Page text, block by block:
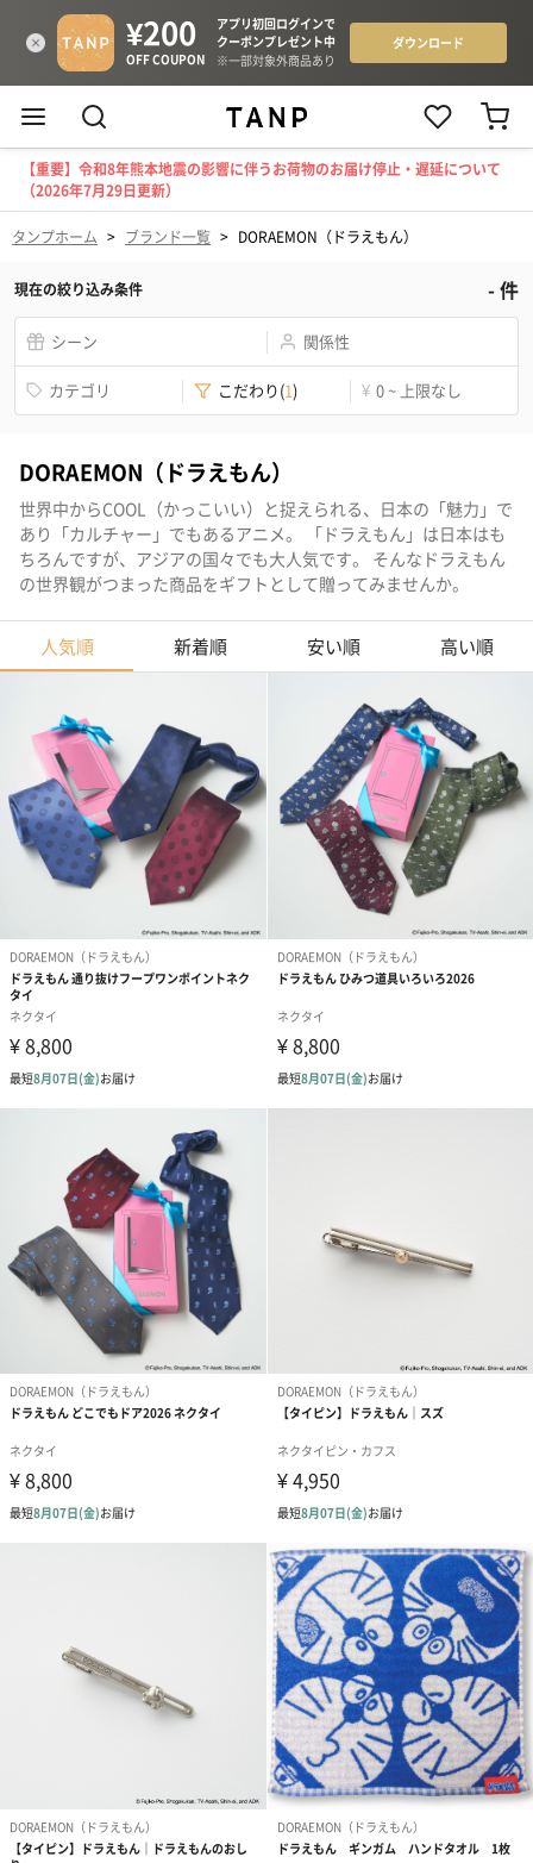
【重要】令和8年熊本地震の影響に伴うお荷物のお届け停止・遅延について
（2026年7月29日更新）
タンプホーム > ブランド一覧 > DORAEMON（ドラえもん）
現在の絞り込み条件 -件
シーン 関係性
カテゴリ こだわり(1) ¥ 0 ~ 上限なし
DORAEMON（ドラえもん）
世界中からCOOL（かっこいい）と捉えられる、日本の「魅力」で
あり「カルチャー」でもあるアニメ。 「ドラえもん」は日本はも
ちろんですが、アジアの国々でも大人気です。 そんなドラえもん
の世界観がつまった商品をギフトとして贈ってみませんか。
人気順 新着順 安い順 高い順